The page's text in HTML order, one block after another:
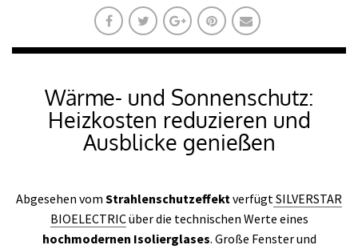
Wärme- und Sonnenschutz:
Heizkosten reduzieren und
Ausblicke genießen
Abgesehen vom Strahlenschutzeffekt verfügt SILVERSTAR
BIOELECTRICüber die technischen Werte eines
hochmodernen Isolierglases. Große Fenster und